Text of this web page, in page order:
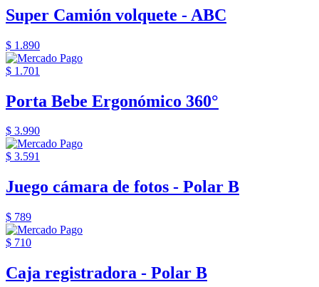
Super Camión volquete - ABC
$ 1.890
$ 1.701
Porta Bebe Ergonómico 360°
$ 3.990
$ 3.591
Juego cámara de fotos - Polar B
$ 789
$ 710
Caja registradora - Polar B